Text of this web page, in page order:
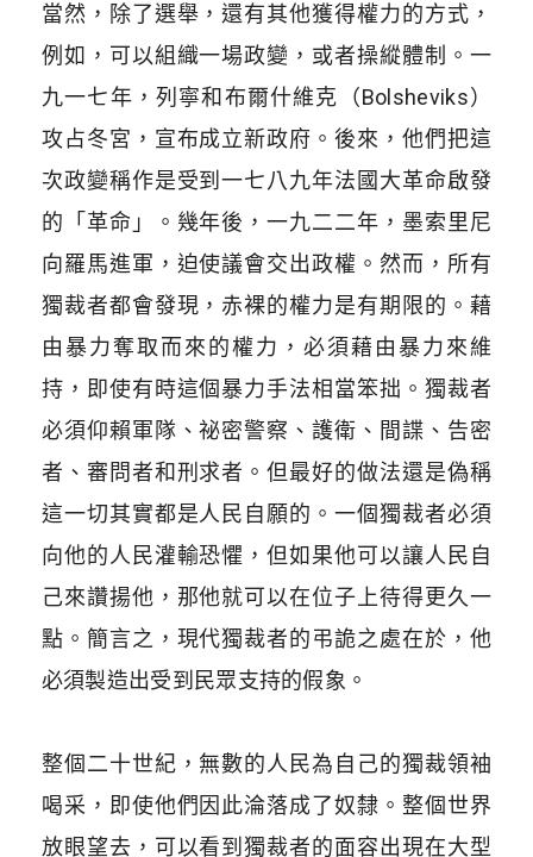
當然，除了選舉，還有其他獲得權力的方式，
例如，可以組織一場政變，或者操縱體制。一
九一七年，列寧和布爾什維克（Bolsheviks）
攻占冬宮，宣布成立新政府。後來，他們把這
次政變稱作是受到一七八九年法國大革命啟發
的「革命」。幾年後，一九二二年，墨索里尼
向羅馬進軍，迫使議會交出政權。然而，所有
獨裁者都會發現，赤裸的權力是有期限的。藉
由暴力奪取而來的權力，必須藉由暴力來維
持，即使有時這個暴力手法相當笨拙。獨裁者
必須仰賴軍隊、祕密警察、護衛、間諜、告密
者、審問者和刑求者。但最好的做法還是偽稱
這一切其實都是人民自願的。一個獨裁者必須
向他的人民灌輸恐懼，但如果他可以讓人民自
己來讚揚他，那他就可以在位子上待得更久一
點。簡言之，現代獨裁者的弔詭之處在於，他
必須製造出受到民眾支持的假象。
整個二十世紀，無數的人民為自己的獨裁領袖
喝采，即使他們因此淪落成了奴隸。整個世界
放眼望去，可以看到獨裁者的面容出現在大型